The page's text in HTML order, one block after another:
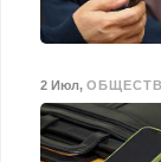
2 Июл,